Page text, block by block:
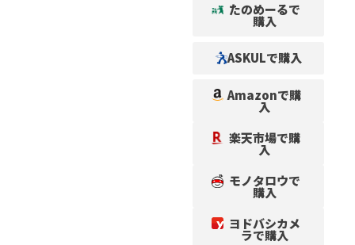
たのめーるで
購入
ASKULで購入
Amazonで購
入
楽天市場で購
入
モノタロウで
購入
ヨドバシカメ
ラで購入